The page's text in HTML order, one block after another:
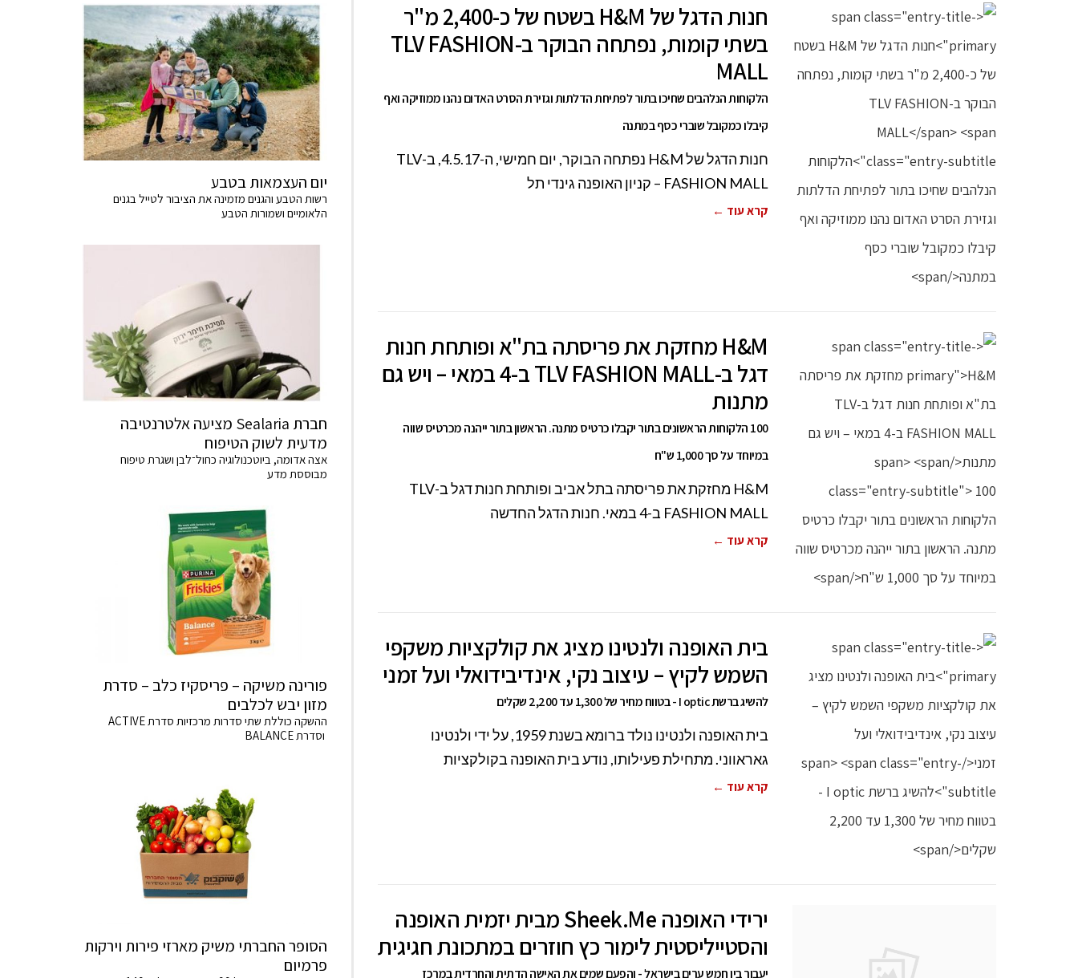
חנות הדגל של H&M בשטח של כ-2,400 מ"ר
בשתי קומות, נפתחה הבוקר ב-TLV FASHION
MALL
הלקוחות הנלהבים שחיכו בתור לפתיחת הדלתות וגזירת הסרט האדום נהנו ממוזיקה ואף
קיבלו כמקובל שוברי כסף במתנה
חנות הדגל של H&M נפתחה הבוקר, יום חמישי, ה-4.5.17, ב-TLV
FASHION MALL – קניון האופנה גינדי תל
קרא עוד ←
H&M מחזקת את פריסתה בת"א ופותחת חנות
דגל ב-TLV FASHION MALL ב-4 במאי – ויש גם
מתנות
100 הלקוחות הראשונים בתור יקבלו כרטיס מתנה. הראשון בתור ייהנה מכרטיס שווה
במיוחד על סך 1,000 ש"ח
H&M מחזקת את פריסתה בתל אביב ופותחת חנות דגל ב-TLV
FASHION MALL ב-4 במאי. חנות הדגל החדשה
קרא עוד ←
בית האופנה ולנטינו מציג את קולקציות משקפי
השמש לקיץ – עיצוב נקי, אינדיבידואלי ועל זמני
להשיג ברשת I optic - בטווח מחיר של 1,300 עד 2,200 שקלים
בית האופנה ולנטינו נולד ברומא בשנת 1959, על ידי ולנטינו
גאראווני. מתחילת פעילותו, נודע בית האופנה בקולקציות
קרא עוד ←
ירידי האופנה Sheek.Me מבית יזמית האופנה
והסטייליסטית לימור כץ חוזרים במתכונת חגיגית
יעבור בין חמש ערים בישראל - והפעם שמים את האישה הדתית והחרדית במרכז
יום העצמאות בטבע
רשות הטבע והגנים מזמינה את הציבור לטייל בגנים
הלאומיים ושמורות הטבע
חברת Sealaria מציעה אלטרנטיבה
מדעית לשוק הטיפוח
אצה אדומה, ביוטכנולוגיה כחול־לבן ושגרת טיפוח
מבוססת מדע
פורינה משיקה – פריסקיז כלב – סדרת
מזון יבש לכלבים
ההשקה כוללת שתי סדרות מרכזיות סדרת ACTIVE
וסדרת BALANCE
הסופר החברתי משיק מארזי פירות וירקות
פרמיום